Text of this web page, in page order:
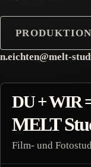
n.eichten@melt-
DU + WIR
MELT
Film- und